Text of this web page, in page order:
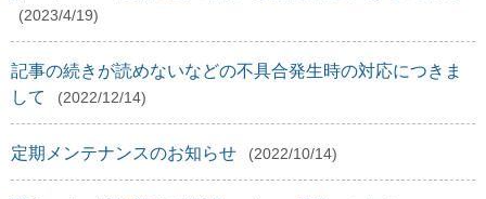
(2023/4/19)
記事の続きが読めないなどの不具合発生時の対応につきま
して
(2022/12/14)
定期メンテナンスのお知らせ (2022/10/14)